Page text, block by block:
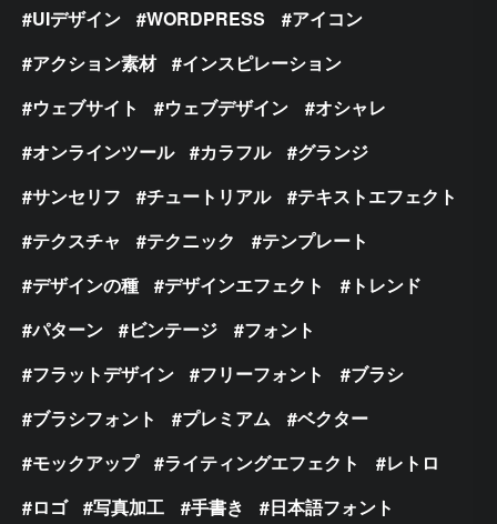
UIデザイン
WORDPRESS
アイコン
アクション素材
インスピレーション
ウェブサイト
ウェブデザイン
オシャレ
オンラインツール
カラフル
グランジ
サンセリフ
チュートリアル
テキストエフェクト
テクスチャ
テクニック
テンプレート
デザインの種
デザインエフェクト
トレンド
パターン
ビンテージ
フォント
フラットデザイン
フリーフォント
ブラシ
ブラシフォント
プレミアム
ベクター
モックアップ
ライティングエフェクト
レトロ
ロゴ
写真加工 手書き 日本語フォント